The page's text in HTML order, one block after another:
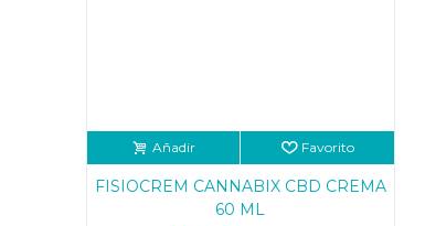
Añadir Favorito
FISIOCREM CANNABIX CBD CREMA
60 ML